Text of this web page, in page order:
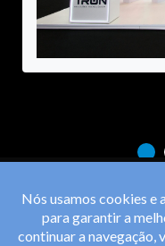
Nós usamos cookies e
para garantir a
continuar a navegação,